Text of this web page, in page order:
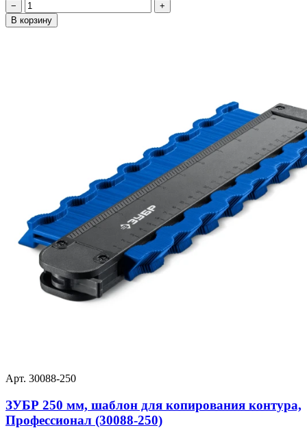
−
+
В корзину
Арт. 30088-250
ЗУБР 250 мм, шаблон для копирования контура,
Профессионал (30088-250)